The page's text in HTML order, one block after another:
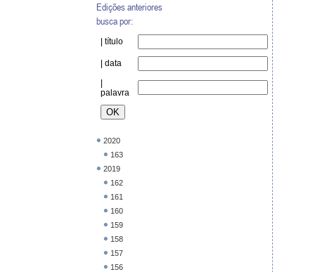
Edições anteriores
busca por:
| título
| data
palavra
2020
163
2019
162
161
160
159
158
157
156